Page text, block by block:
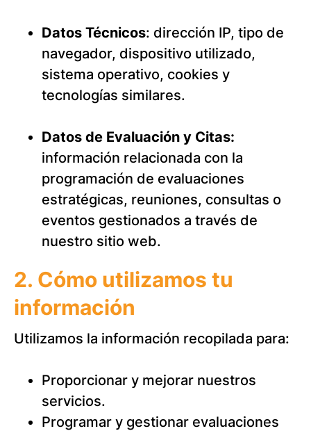
Datos Técnicos: dirección IP, tipo de
navegador, dispositivo utilizado,
sistema operativo, cookies y
tecnologías similares.
Datos de Evaluación y Citas:
información relacionada con la
programación de evaluaciones
estratégicas, reuniones, consultas o
eventos gestionados a través de
nuestro sitio web.
2. Cómo utilizamos tu
información
Utilizamos la información recopilada para:
Proporcionar y mejorar nuestros
servicios.
Programar y gestionar evaluaciones